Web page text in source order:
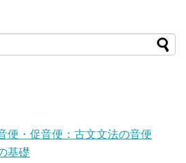
便・促音便：古文文法の音便
基礎